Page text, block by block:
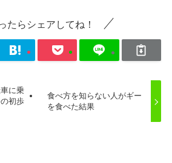
たらシェアしてね！
に乗
初歩
食べ方を知らない人がギー
を食べた結果